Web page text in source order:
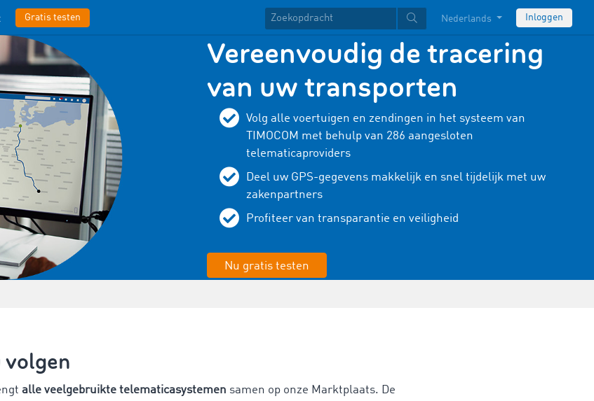
Gratis testen Nederlands Inloggen
Vereenvoudig de tracering
van uw transporten
Volg alle voertuigen en zendingen in het systeem van
TIMOCOM met behulp van 286 aangesloten
telematicaproviders
Deel uw GPS-gegevens makkelijk en snel tijdelijk met uw
zakenpartners
Profiteer van transparantie en veiligheid
Nu gratis testen
alle veelgebruikte telematicasystemen samen op onze Marktplaats. De